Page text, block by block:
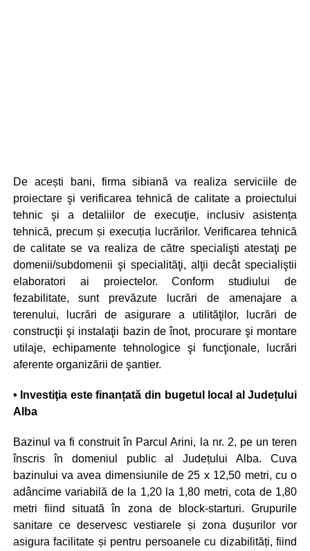
De acești bani, firma sibiană va realiza serviciile de
proiectare şi verificarea tehnică de calitate a proiectului
tehnic şi a detaliilor de execuţie, inclusiv asistența
tehnică, precum și execuția lucrărilor. Verificarea tehnică
de calitate se va realiza de către specialişti atestaţi pe
domenii/subdomenii şi specialităţi, alţii decât specialiştii
elaboratori ai proiectelor. Conform studiului de
fezabilitate, sunt prevăzute lucrări de amenajare a
terenului, lucrări de asigurare a utilităţilor, lucrări de
construcţii şi instalaţii bazin de înot, procurare şi montare
utilaje, echipamente tehnologice şi funcţionale, lucrări
aferente organizării de şantier.
• Investiţia este finanțată din bugetul local al Județului
Alba
Bazinul va fi construit în Parcul Arini, la nr. 2, pe un teren
înscris în domeniul public al Județului Alba. Cuva
bazinului va avea dimensiunile de 25 x 12,50 metri, cu o
adâncime variabilă de la 1,20 la 1,80 metri, cota de 1,80
metri fiind situată în zona de block-starturi. Grupurile
sanitare ce deservesc vestiarele și zona dușurilor vor
asigura facilitate și pentru persoanele cu dizabilități, fiind